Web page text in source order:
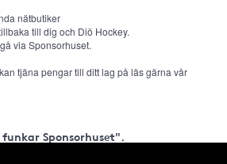
nätbutiker
till dig och Diö Hockey.
via Sponsorhuset.
tjäna pengar till ditt lag på läs gärna vår
Sponsorhuset".